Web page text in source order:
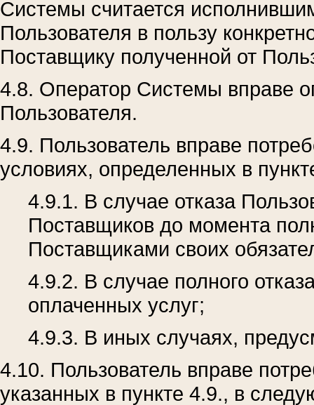
Системы считается
Пользователя в пользу
Поставщику полученной от
4.8. Оператор Системы вправе
Пользователя.
4.9. Пользователь вправе
условиях, определенных в
4.9.1. В случае отказа
Поставщиков до момента
Поставщиками своих
4.9.2. В случае полного
оплаченных услуг;
4.9.3. В иных случаях,
4.10. Пользователь вправе
указанных в пункте 4.9., в